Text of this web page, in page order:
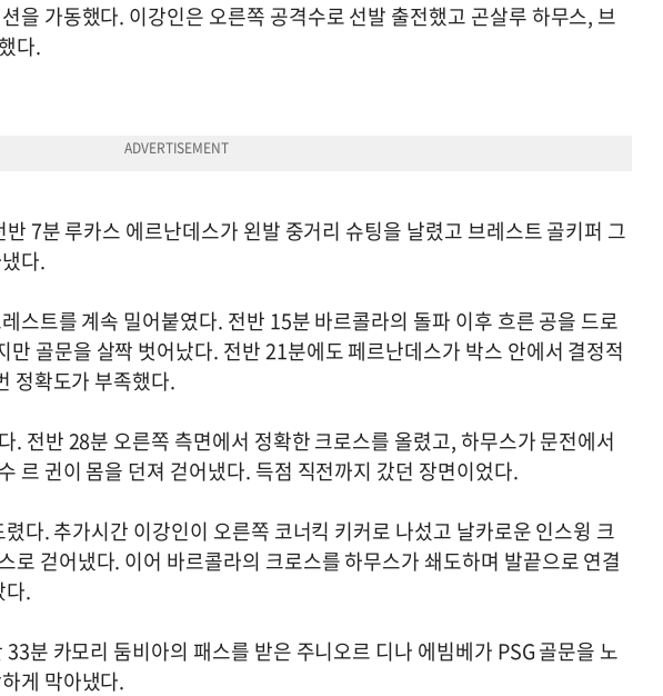
을 가동했다. 이강인은 오른쪽 공격수로 선발 출전했고 곤살루 하무스, 브
다.
7분 루카스 에르난데스가 왼발 중거리 슈팅을 날렸고 브레스트 골키퍼 그
다.
스트를 계속 밀어붙였다. 전반 15분 바르콜라의 돌파 이후 흐른 공을 드로
골문을 살짝 벗어났다. 전반 21분에도 페르난데스가 박스 안에서 결정적
정확도가 부족했다.
. 전반 28분 오른쪽 측면에서 정확한 크로스를 올렸고, 하무스가 문전에서
르 귄이 몸을 던져 걷어냈다. 득점 직전까지 갔던 장면이었다.
다. 추가시간 이강인이 오른쪽 코너킥 키커로 나섰고 날카로운 인스윙 크
로 걷어냈다. 이어 바르콜라의 크로스를 하무스가 쇄도하며 발끝으로 연결
다.
분 카모리 둠비아의 패스를 받은 주니오르 디나 에빔베가 PSG 골문을 노
게 막아냈다.